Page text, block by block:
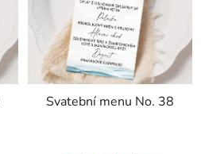
Svatební menu No. 38